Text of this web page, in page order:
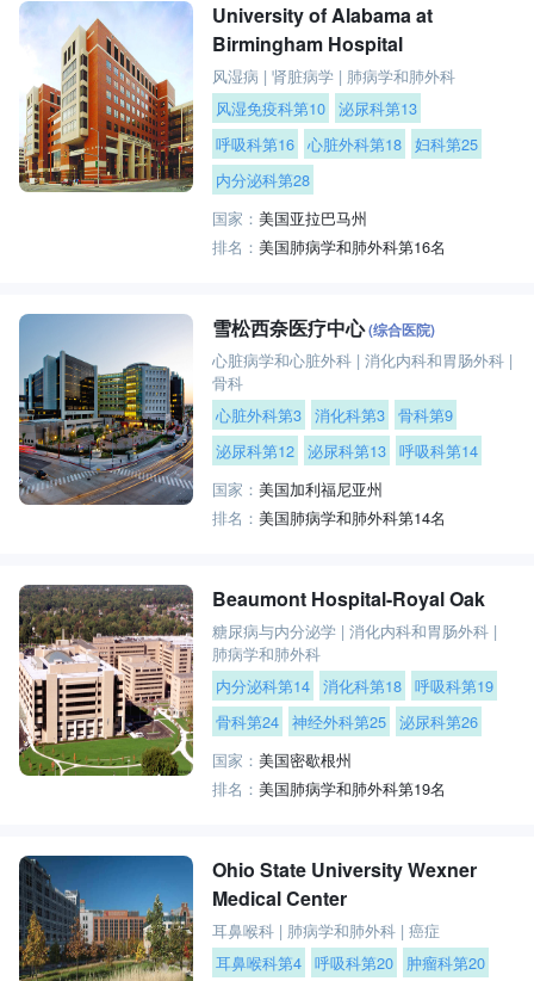
University of Alabama at
Birmingham Hospital
风湿病 |肾脏病学 | 肺病学和肺外科
风湿免疫科第10 泌尿科第13
呼吸科第16 心脏外科第18 妇科第25
内分泌科第28
国家：美国亚拉巴马州
排名：美国肺病学和肺外科第16名
雪松西奈医疗中心(综合医院)
心脏病学和心脏外科 |消化内科和胃肠外科 |
骨科
心脏外科第3 消化科第3 骨科第9
泌尿科第12 泌尿科第13 呼吸科第14
国家：美国加利福尼亚州
排名：美国肺病学和肺外科第14名
Beaumont Hospital-Royal Oak
糖尿病与内分泌学 |消化内科和胃肠外科 |
肺病学和肺外科
内分泌科第14 消化科第18 呼吸科第19
骨科第24 神经外科第25 泌尿科第26
国家：美国密歇根州
排名：美国肺病学和肺外科第19名
Ohio State University Wexner
Medical Center
耳鼻喉科 | 肺病学和肺外科 |癌症
耳鼻喉科第4 呼吸科第20 肿瘤科第20